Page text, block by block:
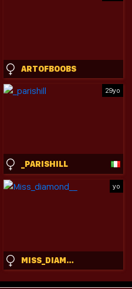
ARTOFBOOBS
29yo
_PARISHILL
yo
MISS_DIAMOND__